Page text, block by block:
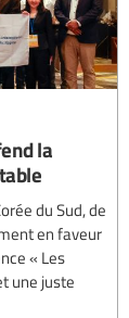
la
du Sud, de
en faveur
« Les
une juste